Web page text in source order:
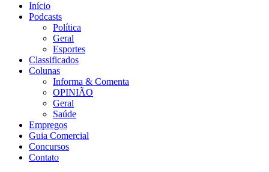
Início
Podcasts
Política
Geral
Esportes
Classificados
Colunas
Informa & Comenta
OPINIÃO
Geral
Saúde
Empregos
Guia Comercial
Concursos
Contato